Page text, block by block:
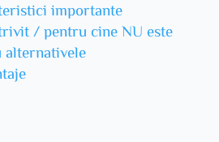
importante
/ pentru cine NU este
alternativele